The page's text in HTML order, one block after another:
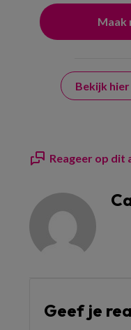
Bekijk
Reageer op dit
Geef je